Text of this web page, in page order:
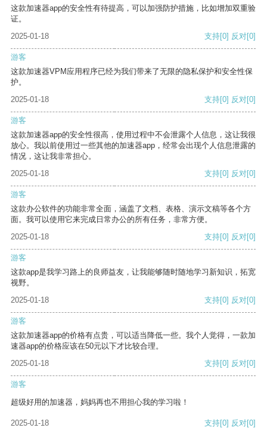
这款加速器app的安全性有待提高，可以加强防护措施，比如增加双重验
证。
2025-01-18
支持[0] 反对[0]
游客
这款加速器VPM应用程序已经为我们带来了无限的隐私保护和安全性保
护。
2025-01-18
支持[0] 反对[0]
游客
这款加速器app的安全性很高，使用过程中不会泄露个人信息，这让我很
放心。我以前使用过一些其他的加速器app，经常会出现个人信息泄露的
情况，这让我非常担心。
2025-01-18
支持[0] 反对[0]
游客
这款办公软件的功能非常全面，涵盖了文档、表格、演示文稿等各个方
面。我可以使用它来完成日常办公的所有任务，非常方便。
2025-01-18
支持[0] 反对[0]
游客
这款app是我学习路上的良师益友，让我能够随时随地学习新知识，拓宽
视野。
2025-01-18
支持[0] 反对[0]
游客
这款加速器app的价格有点贵，可以适当降低一些。我个人觉得，一款加
速器app的价格应该在50元以下才比较合理。
2025-01-18
支持[0] 反对[0]
游客
超级好用的加速器，妈妈再也不用担心我的学习啦！
2025-01-18 支持[0] 反对[0]